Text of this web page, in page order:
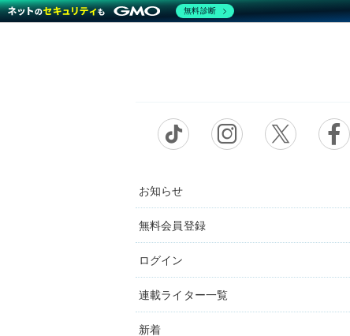
お知らせ
無料会員登録
ログイン
連載ライター一覧
新着
無料診断